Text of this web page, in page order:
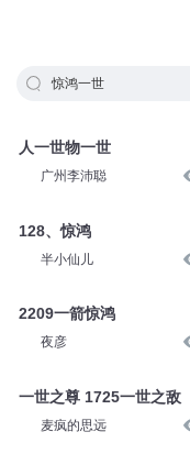
惊鸿一世
人一世物一世
广州李沛聪
128、惊鸿
半小仙儿
2209一箭惊鸿
夜彦
一世之尊 1725一世之敌
麦疯的思远